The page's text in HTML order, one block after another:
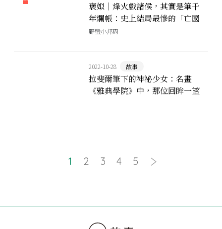
褒姒｜烽火戲諸侯，其實是筆千
年爛帳：史上結局最慘的「亡國
妖女」
野蠻小邦周
2022-10-28 故事
拉斐爾筆下的神祕少女：名畫
《雅典學院》中，那位回眸一望
1 2 3 4 5